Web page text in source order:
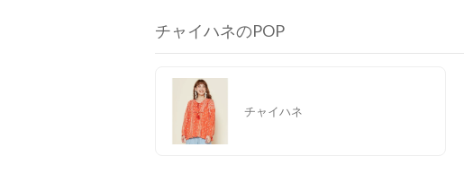
チャイハネのPOP
チャイハネ